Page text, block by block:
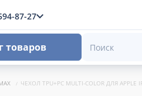
87-27
товаров
ЧЕХОЛ TPU+PC MULTI-COLOR ДЛЯ APPLE